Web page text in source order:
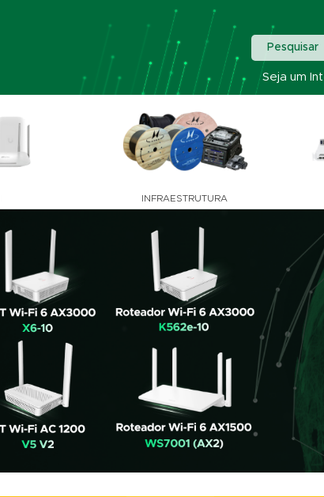
Seja um
Pesquisar
INFRAESTRUTURA